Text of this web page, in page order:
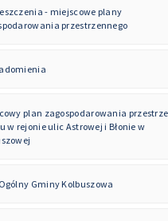
- miejscowe plany
przestrzennego
plan zagospodarowania
w rejonie ulic Astrowej i Błonie w
Gminy Kolbuszowa